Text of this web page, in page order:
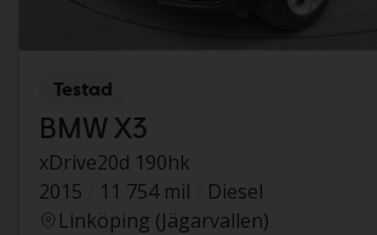
Testad
BMW X3
xDrive20d 190hk
2015
11 754 mil
Diesel
Linköping (Jägarvallen)